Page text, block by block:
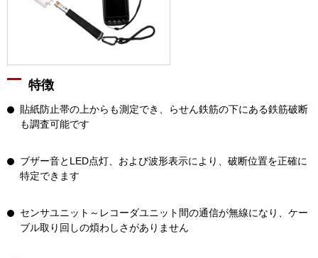
特徴
貼紙防止帯の上からも測定でき、らせん鉄筋の下にある鉄筋破断
も調査可能です
ブザー音とLED点灯、および波形表示により、破断位置を正確に
特定できます
センサユニット～レコーダユニット間の通信が無線になり、ケー
ブル取り回しの煩わしさがありません